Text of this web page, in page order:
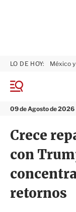
M
n
09 de Agosto de 2026
LO DE HOY: México
Crece
con
retornos